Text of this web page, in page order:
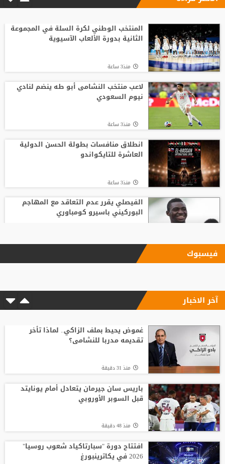
المنتخب الوطني لكرة السلة في المجموعة
الثانية بدورة الألعاب الآسيوية
منذ3 ساعة
لاعب منتخب النشامى أبو طه ينضم لنادي
نيوم السعودي
منذ3 ساعة
انطلاق منافسات بطولة الحسن الدولية
العاشرة للتايكواندو
منذ3 ساعة
الفيصلي يقرر عدم التعاقد مع المهاجم
البوركيني باسيرو كومباوري
"اليويفا" يؤكد دفع مستحقات نهاية الخدمة
مأساة وفاة لاعب شاب
الاتحاد يواصل صدارة الدوري النسوي تحت 14
وفاة والد ليونيل ميسي عن 68 عاما
فيسبوك
آخر الاخبار
غموض يحيط بملف الزاكي.. لماذا تأخر
تقديمه مدربا للنشامى؟
منذ 31 دقيقة
باريس سان جيرمان يتعادل أمام يونايتد
قبل السوبر الأوروبي
منذ 48 دقيقة
افتتاح دورة "سبارتاكياد شعوب روسيا"
2026 في يكاترينبورغ